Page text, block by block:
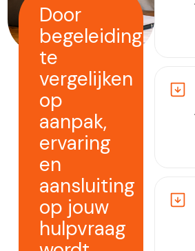
Door
begeleiding
te
vergelijken
op
aanpak,
ervaring
en
aansluiting
op jouw
hulpvraag